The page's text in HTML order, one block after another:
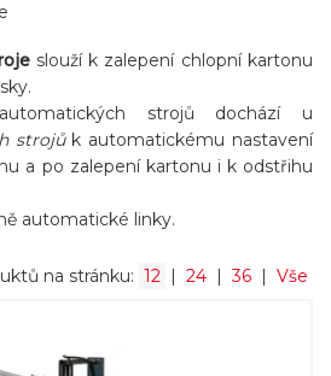
slouží k zalepení chlopní kartonu
strojů dochází u
strojůk automatickému nastavení
a po zalepení kartonu i k odstřihu
automatické linky.
na stránku: 12 | 24 | 36 | Vše